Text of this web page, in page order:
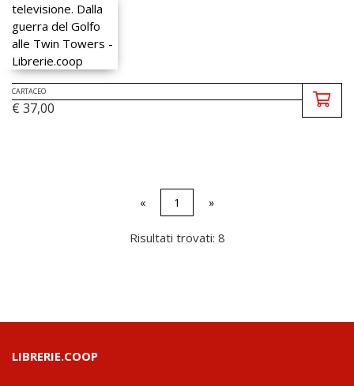
CARTACEO
€ 37,00
« 1 »
Risultati trovati: 8
LIBRERIE.COOP